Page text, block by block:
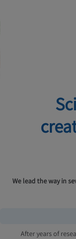
We lead the way in
After years of